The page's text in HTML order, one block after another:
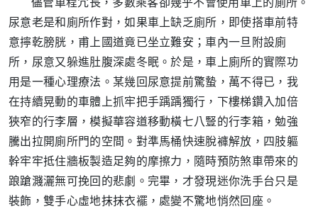
尿意老是和廁所作對，如果車上缺乏廁所，即使搭車前特
意擰乾膀胱，甫上國道竟已坐立難安；車內一旦附設廁
所，尿意又躲進肚腹深處冬眠。於是，車上廁所的實際功
用是一種心理療法。某幾回尿意提前驚蟄，萬不得已，我
在持續晃動的車體上抓牢把手踽踽獨行，下樓梯鑽入加倍
狹窄的行李層，模擬華容道移動橫七八豎的行李箱，勉強
騰出拉開廁所門的空間。對準馬桶快速脫褲解放，四肢軀
幹牢牢抵住牆板製造足夠的摩擦力，隨時預防煞車帶來的
踉蹌濺灑無可挽回的悲劇。完畢，才發現迷你洗手台只是
裝飾，雙手心虛地抹抹衣襬，處變不驚地悄然回座。